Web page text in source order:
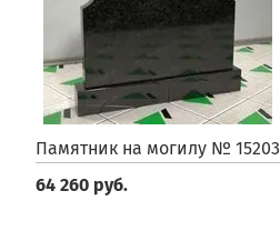
Памятник на могилу № 15203
64 260 руб.